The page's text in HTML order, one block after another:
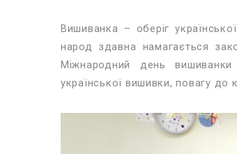
Вишиванка – оберіг
народ здавна намагається
Міжнародний день
української вишивки, повагу до